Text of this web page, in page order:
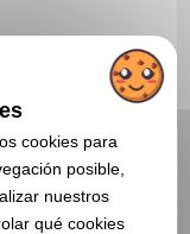
sin IVA
marcado
cookies para
posible,
nuestros
qué cookies